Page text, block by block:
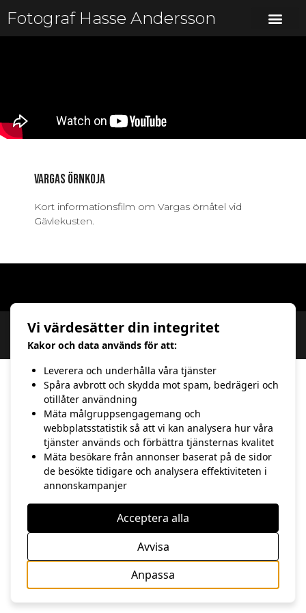
Fotograf Hasse Andersson
Vargas örnkoja
Kort informationsfilm om Vargas örnåtel vid
Gävlekusten.
Copyright 2020 hasse Andersson | Webbdesign av 100 Procent IT &
Kommunikation
Vi värdesätter din integritet
Kakor och data används för att:
Leverera och underhålla våra tjänster
Spåra avbrott och skydda mot spam, bedrägeri och
otillåter användning
Mäta målgruppsengagemang och
webbplatsstatistik så att vi kan analysera hur våra
tjänster används och förbättra tjänsternas kvalitet
Mäta besökare från annonser baserat på de sidor
de besökte tidigare och analysera effektiviteten i
annonskampanjer
Anpassa
Avvisa
Acceptera alla